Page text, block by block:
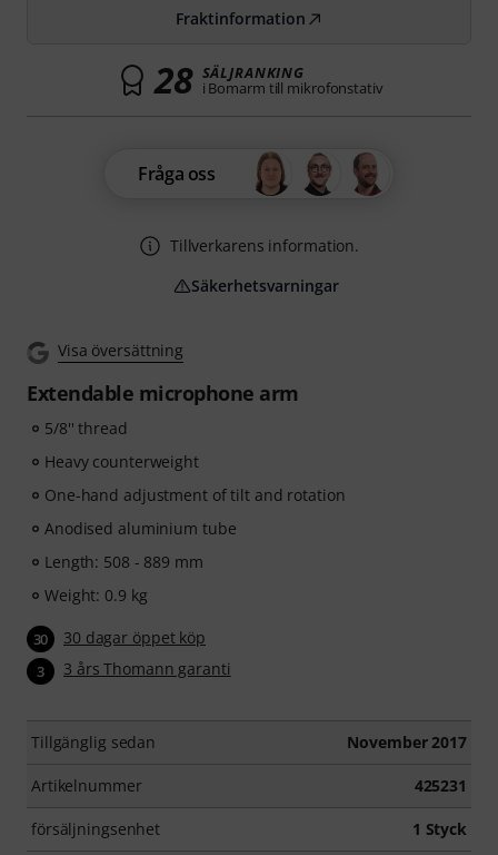
Visa översättning
Extendable microphone arm
5/8'' thread
Heavy counterweight
One-hand adjustment of tilt and rotation
Anodised aluminium tube
Length: 508 - 889 mm
Weight: 0.9 kg
30 30 dagar öppet köp
3 3 års Thomann garanti
Tillgänglig sedan November 2017
Artikelnummer 425231
försäljningsenhet 1 Styck
Fraktinformation
28 SÄLJRANKING
i Bomarm till mikrofonstativ
Fråga oss
Tillverkarens information.
Säkerhetsvarningar